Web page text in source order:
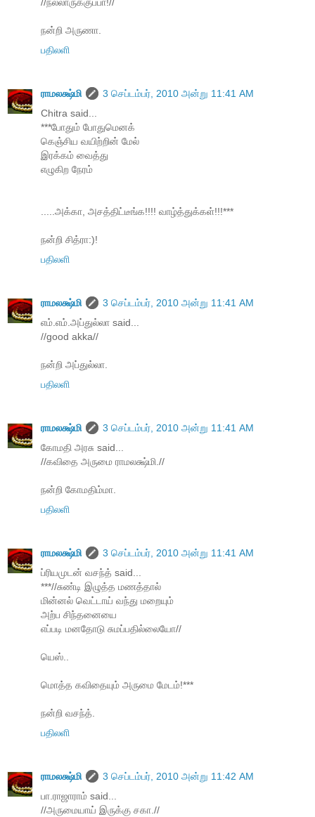
//நல்லாருக்குப்பா!//
நன்றி அருணா.
பதிலளி
ராமலக்ஷ்மி
3 செப்டம்பர், 2010 அன்று 11:41 AM
Chitra said...
***போதும் போதுமெனக்
கெஞ்சிய வயிற்றின் மேல்
இரக்கம் வைத்து
எழுகிற நேரம்
.....அக்கா, அசத்திட்டீங்க!!!! வாழ்த்துக்கள்!!!***
நன்றி சித்ரா:)!
பதிலளி
ராமலக்ஷ்மி
3 செப்டம்பர், 2010 அன்று 11:41 AM
எம்.எம்.அப்துல்லா said...
//good akka//
நன்றி அப்துல்லா.
பதிலளி
ராமலக்ஷ்மி
3 செப்டம்பர், 2010 அன்று 11:41 AM
கோமதி அரசு said...
//கவிதை அருமை ராமலக்ஷ்மி.//
நன்றி கோமதிம்மா.
பதிலளி
ராமலக்ஷ்மி
3 செப்டம்பர், 2010 அன்று 11:41 AM
ப்ரியமுடன் வசந்த் said...
***//சுண்டி இழுத்த மணத்தால்
மின்னல் வெட்டாய் வந்து மறையும்
அற்ப சிந்தனையை
எப்படி மனதோடு சுமப்பதில்லையோ//
யெஸ்..
மொத்த கவிதையும் அருமை மேடம்!***
நன்றி வசந்த்.
பதிலளி
ராமலக்ஷ்மி
3 செப்டம்பர், 2010 அன்று 11:42 AM
பா.ராஜாராம் said...
//அருமையாய் இருக்கு சகா.//